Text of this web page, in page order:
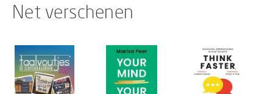
Net verschenen